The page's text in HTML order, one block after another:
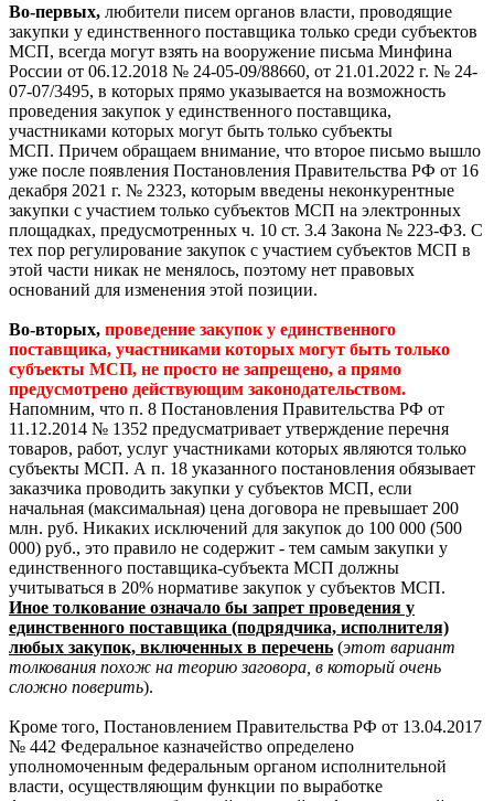
Во-первых, любители писем органов власти, проводящие
закупки у единственного поставщика только среди субъектов
МСП, всегда могут взять на вооружение письма Минфина
России от 06.12.2018 № 24-05-09/88660, от 21.01.2022 г. № 24-
07-07/3495, в которых прямо указывается на возможность
проведения закупок у единственного поставщика,
участниками которых могут быть только субъекты
МСП. Причем обращаем внимание, что второе письмо вышло
уже после появления Постановления Правительства РФ от 16
декабря 2021 г. № 2323, которым введены неконкурентные
закупки с участием только субъектов МСП на электронных
площадках, предусмотренных ч. 10 ст. 3.4 Закона № 223-ФЗ. С
тех пор регулирование закупок с участием субъектов МСП в
этой части никак не менялось, поэтому нет правовых
оснований для изменения этой позиции.
Во-вторых, проведение закупок у единственного
поставщика, участниками которых могут быть только
субъекты МСП, не просто не запрещено, а прямо
предусмотрено действующим законодательством.
Напомним, что п. 8 Постановления Правительства РФ от
11.12.2014 № 1352 предусматривает утверждение перечня
товаров, работ, услуг участниками которых являются только
субъекты МСП. А п. 18 указанного постановления обязывает
заказчика проводить закупки у субъектов МСП, если
начальная (максимальная) цена договора не превышает 200
млн. руб. Никаких исключений для закупок до 100 000 (500
000) руб., это правило не содержит - тем самым закупки у
единственного поставщика-субъекта МСП должны
учитываться в 20% нормативе закупок у субъектов МСП.
Иное толкование означало бы запрет проведения у
единственного поставщика (подрядчика, исполнителя)
любых закупок, включенных в перечень (этот вариант
толкования похож на теорию заговора, в который очень
сложно поверить).
Кроме того, Постановлением Правительства РФ от 13.04.2017
№ 442 Федеральное казначейство определено
уполномоченным федеральным органом исполнительной
власти, осуществляющим функции по выработке